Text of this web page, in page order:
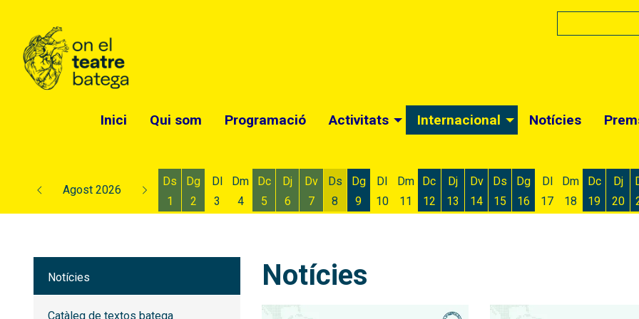
Inici Qui som Programació Activitats Internacional Notícies
Agost 2026
Ds
1
Dg
2
Dl
3
Dm
4
Dc
5
Dj
6
Dv
7
Ds
8
Dg
9
Dl
10
Dm
11
Dc
12
Dj
13
Dv
14
Ds
15
Dg
16
Dl
17
Dm
18
Dc
19
Dj
20
Notícies
Notícies
Catàleg de textos batega